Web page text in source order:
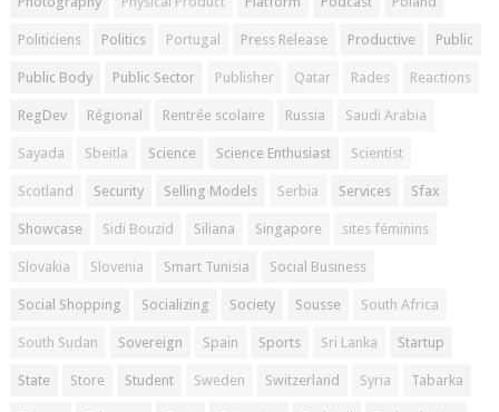
Politiciens Politics Portugal Press Release Productive Public
Public Body Public Sector Publisher Qatar Rades Reactions
RegDev Régional Rentrée scolaire Russia Saudi Arabia
Sayada Sbeitla Science Science Enthusiast Scientist
Scotland Security Selling Models Serbia Services Sfax
Showcase Sidi Bouzid Siliana Singapore sites féminins
Slovakia Slovenia Smart Tunisia Social Business
Social Shopping Socializing Society Sousse South Africa
South Sudan Sovereign Spain Sports Sri Lanka Startup
State Store Student Sweden Switzerland Syria Tabarka